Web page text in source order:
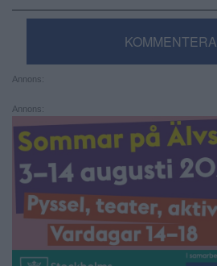
KOMMENTERA
Annons:
Annons: